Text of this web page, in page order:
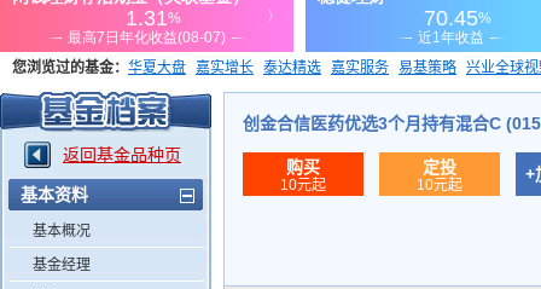
您浏览过的基金： 华夏大盘 嘉实增长 泰达精选 嘉实服务 易基策略 兴业全球
添富优势 华安宏利 上证180价值ETF
返回基金品种页
基本资料
基本概况
基金经理
创金合信医药优选3个月持有混合C
购买
10元起
定投
10元起
+